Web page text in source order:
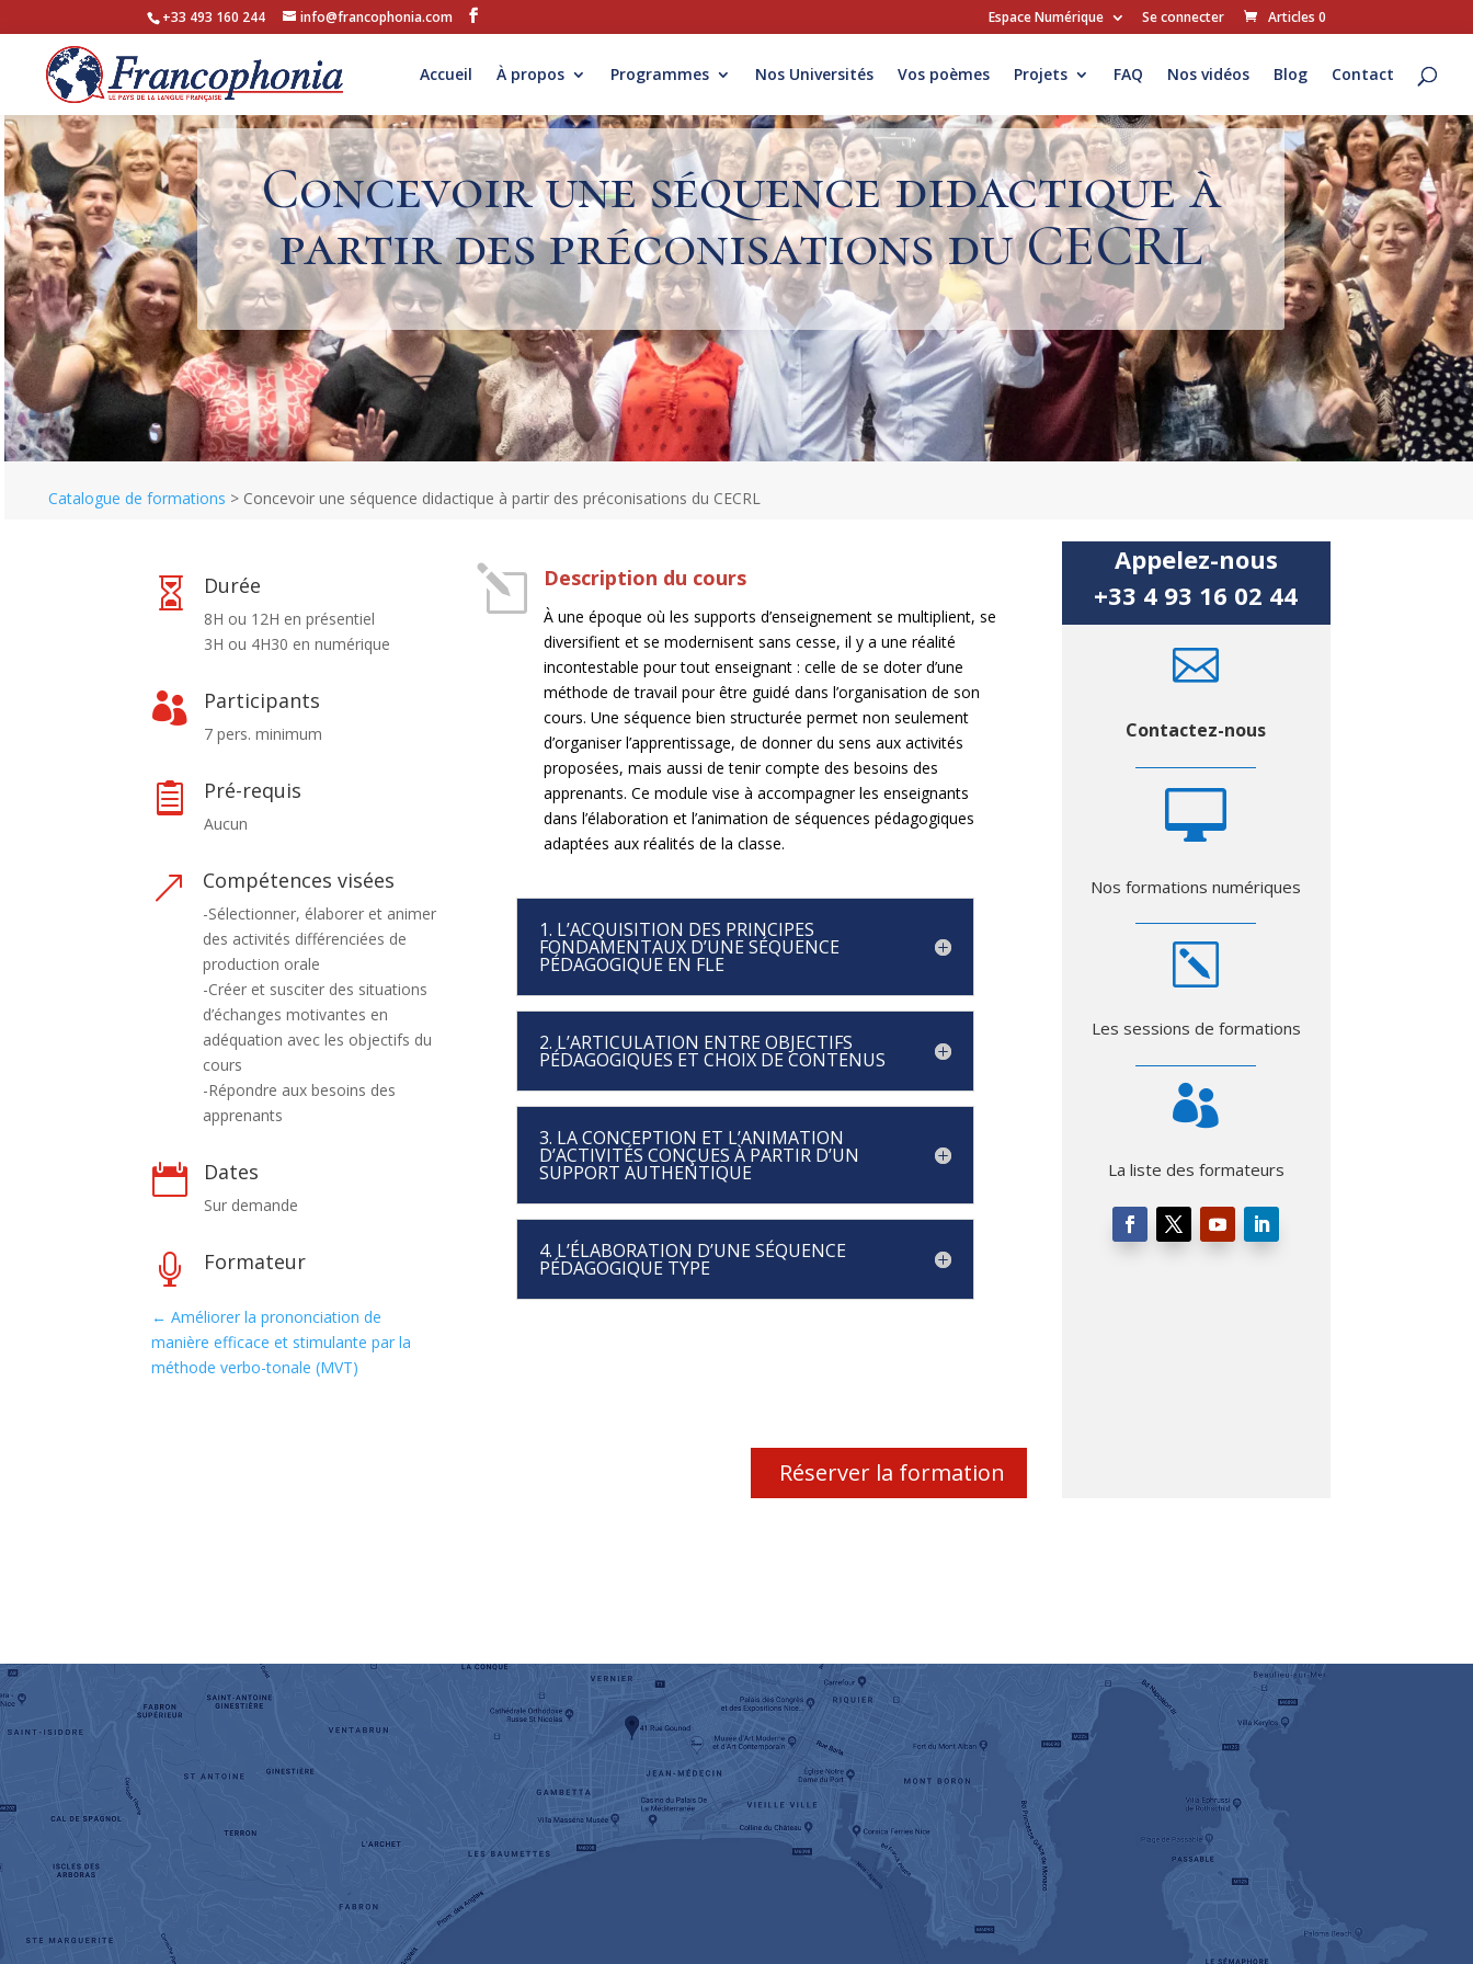
+33 493 160 244 info@francophonia.com Espace Numérique Se connecter Articles 0
Accueil À propos Programmes Nos Universités Vos poèmes Projets FAQ Nos vidéos Blog Contact
Concevoir une séquence didactique à
partir des préconisations du CECRL
Catalogue de formations > Concevoir une séquence didactique à partir des préconisations du CECRL
 Durée
8H ou 12H en présentiel
3H ou 4H30 en numérique
 Participants
7 pers. minimum
 Pré-requis
Aucun
& Compétences visées
-Sélectionner, élaborer et animer
des activités différenciées de
production orale
-Créer et susciter des situations
d’échanges motivantes en
adéquation avec les objectifs du
cours
-Répondre aux besoins des
apprenants
 Dates
Sur demande
 Formateur
←Améliorer la prononciation de
manière efficace et stimulante par la
méthode verbo-tonale (MVT)
l Description du cours
À une époque où les supports d’enseignement se multiplient, se
diversifient et se modernisent sans cesse, il y a une réalité
incontestable pour tout enseignant : celle de se doter d’une
méthode de travail pour être guidé dans l’organisation de son
cours. Une séquence bien structurée permet non seulement
d’organiser l’apprentissage, de donner du sens aux activités
proposées, mais aussi de tenir compte des besoins des
apprenants. Ce module vise à accompagner les enseignants
dans l’élaboration et l’animation de séquences pédagogiques
adaptées aux réalités de la classe.
1. L’ACQUISITION DES PRINCIPES
FONDAMENTAUX D’UNE SÉQUENCE
PÉDAGOGIQUE EN FLE
2. L’ARTICULATION ENTRE OBJECTIFS
PÉDAGOGIQUES ET CHOIX DE CONTENUS
3. LA CONCEPTION ET L’ANIMATION
D’ACTIVITÉS CONÇUES À PARTIR D’UN
SUPPORT AUTHENTIQUE
4. L’ÉLABORATION D’UNE SÉQUENCE
PÉDAGOGIQUE TYPE
Réserver la formation
Appelez-nous
+33 4 93 16 02 44

Contactez-nous

Nos formations numériques
k
Les sessions de formations

La liste des formateurs